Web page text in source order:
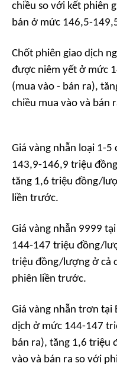
chiều so với kết phiên
bán ở mức 146,5-
Chốt phiên giao dịch
được niêm yết ở mức
(mua vào - bán ra),
chiều mua vào và bán
Giá vàng nhẫn loại 1-5
143,9-146,9 triệu
tăng 1,6 triệu đồng/
liền trước.
Giá vàng nhẫn 9999
144-147 triệu đồng/
triệu đồng/lượng ở cả
phiên liền trước.
Giá vàng nhẫn trơn tại
dịch ở mức 144-147
bán ra), tăng 1,6 triệu
vào và bán ra so với